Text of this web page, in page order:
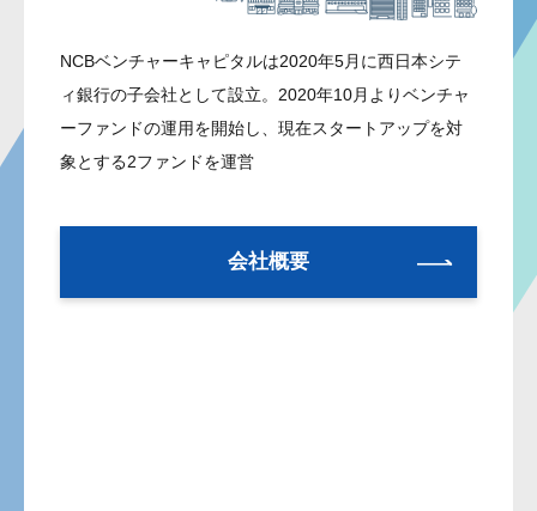
NCBベンチャーキャピタルは2020年5月に西日本シテ
ィ銀行の子会社として設立。2020年10月よりベンチャ
ーファンドの運用を開始し、現在スタートアップを対
象とする2ファンドを運営
会社概要